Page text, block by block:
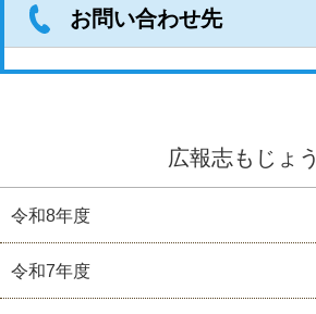
お問い合わせ先
広報志もじょう
令和8年度
令和7年度